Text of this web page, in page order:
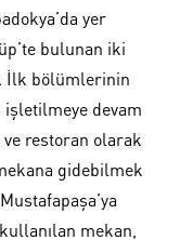
yer
bulunan iki
İlk bölümlerinin
devam
restoran olarak
gidebilmek
mekan,